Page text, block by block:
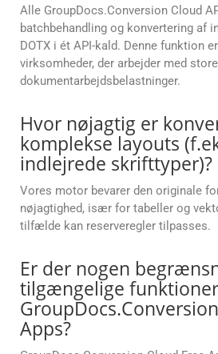
Alle GroupDocs.Conversion Cloud
batchbehandling og konvertering af
DOTX i ét API-kald. Denne funktion
virksomheder, der arbejder med store
dokumentarbejdsbelastninger.
Hvor nøjagtig er
komplekse layouts
indlejrede skrifttyper)?
Vores motor bevarer den originale
nøjagtighed, især for tabeller og
tilfælde kan reserveregler tilpasses.
Er der nogen
tilgængelige
Apps?